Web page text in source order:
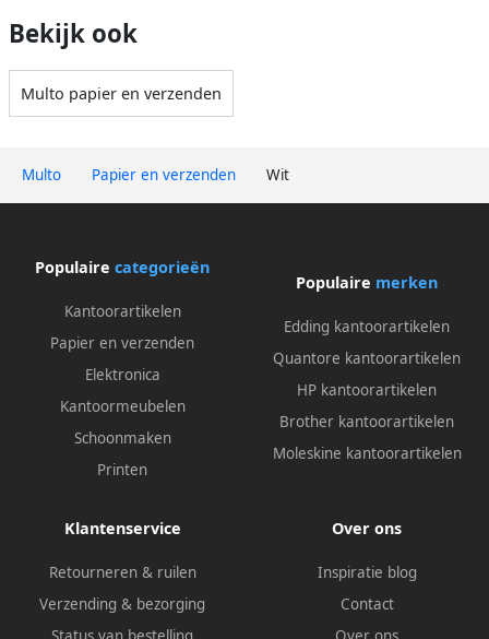
Multo Papier en verzenden Wit
Bekijk ook
Multo papier en verzenden
Populaire categorieën
Kantoorartikelen
Papier en verzenden
Elektronica
Kantoormeubelen
Schoonmaken
Printen
Populaire merken
Edding kantoorartikelen
Quantore kantoorartikelen
HP kantoorartikelen
Brother kantoorartikelen
Moleskine kantoorartikelen
Klantenservice
Retourneren & ruilen
Verzending & bezorging
Over ons
Inspiratie blog
Contact